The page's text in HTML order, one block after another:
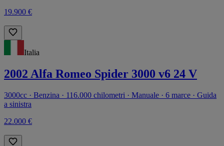
19.900 €
Italia
2002 Alfa Romeo Spider 3000 v6 24 V
3000cc · Benzina · 116.000 chilometri · Manuale · 6 marce · Guida
a sinistra
22.000 €